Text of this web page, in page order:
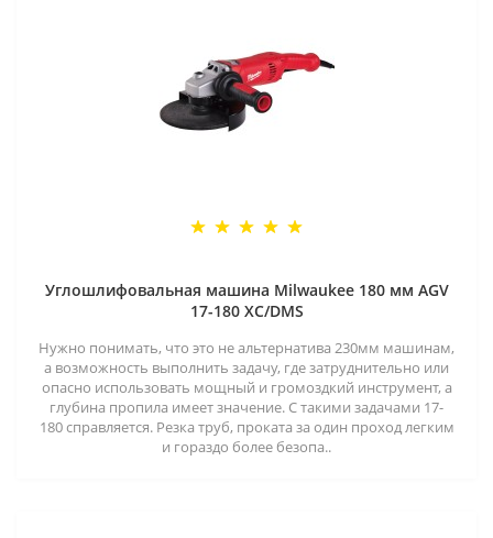
Углошлифовальная машина Milwaukee 180 мм AGV
17-180 XC/DMS
Нужно понимать, что это не альтернатива 230мм машинам,
а возможность выполнить задачу, где затруднительно или
опасно использовать мощный и громоздкий инструмент, а
глубина пропила имеет значение. С такими задачами 17-
180 справляется. Резка труб, проката за один проход легким
и гораздо более безопа..